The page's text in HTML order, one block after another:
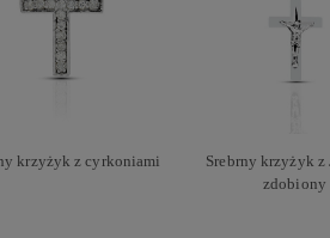
krzyżyk z cyrkoniami
Srebrny krzyżyk z
zdobiony